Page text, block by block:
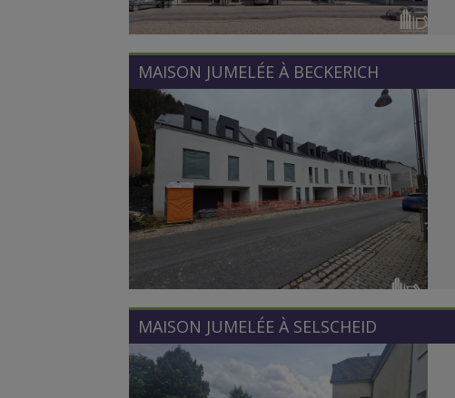
MAISON JUMELÉE À BECKERICH
MAISON JUMELÉE À SELSCHEID